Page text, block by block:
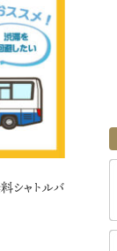
シャトルバ